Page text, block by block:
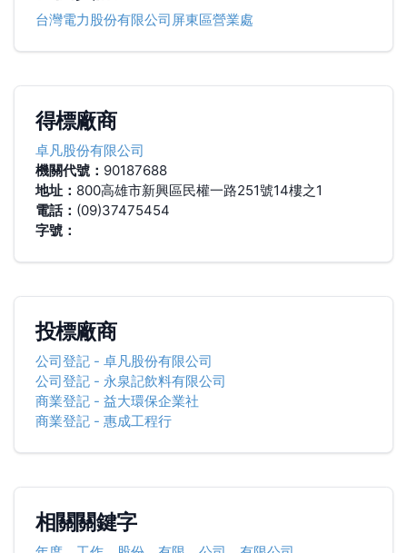
台灣電力股份有限公司屏東區營業處
得標廠商
卓凡股份有限公司
機關代號： 90187688
地址： 800高雄市新興區民權一路251號14樓之1
電話： (09)37475454
字號：
投標廠商
公司登記- 卓凡股份有限公司
公司登記- 永泉記飲料有限公司
商業登記- 益大環保企業社
商業登記- 惠成工程行
相關關鍵字